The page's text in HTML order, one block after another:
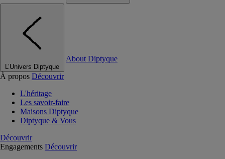
L’Univers Diptyque
About Diptyque
À propos Découvrir
L'héritage
Les savoir-faire
Maisons Diptyque
Diptyque & Vous
Découvrir
Engagements Découvrir